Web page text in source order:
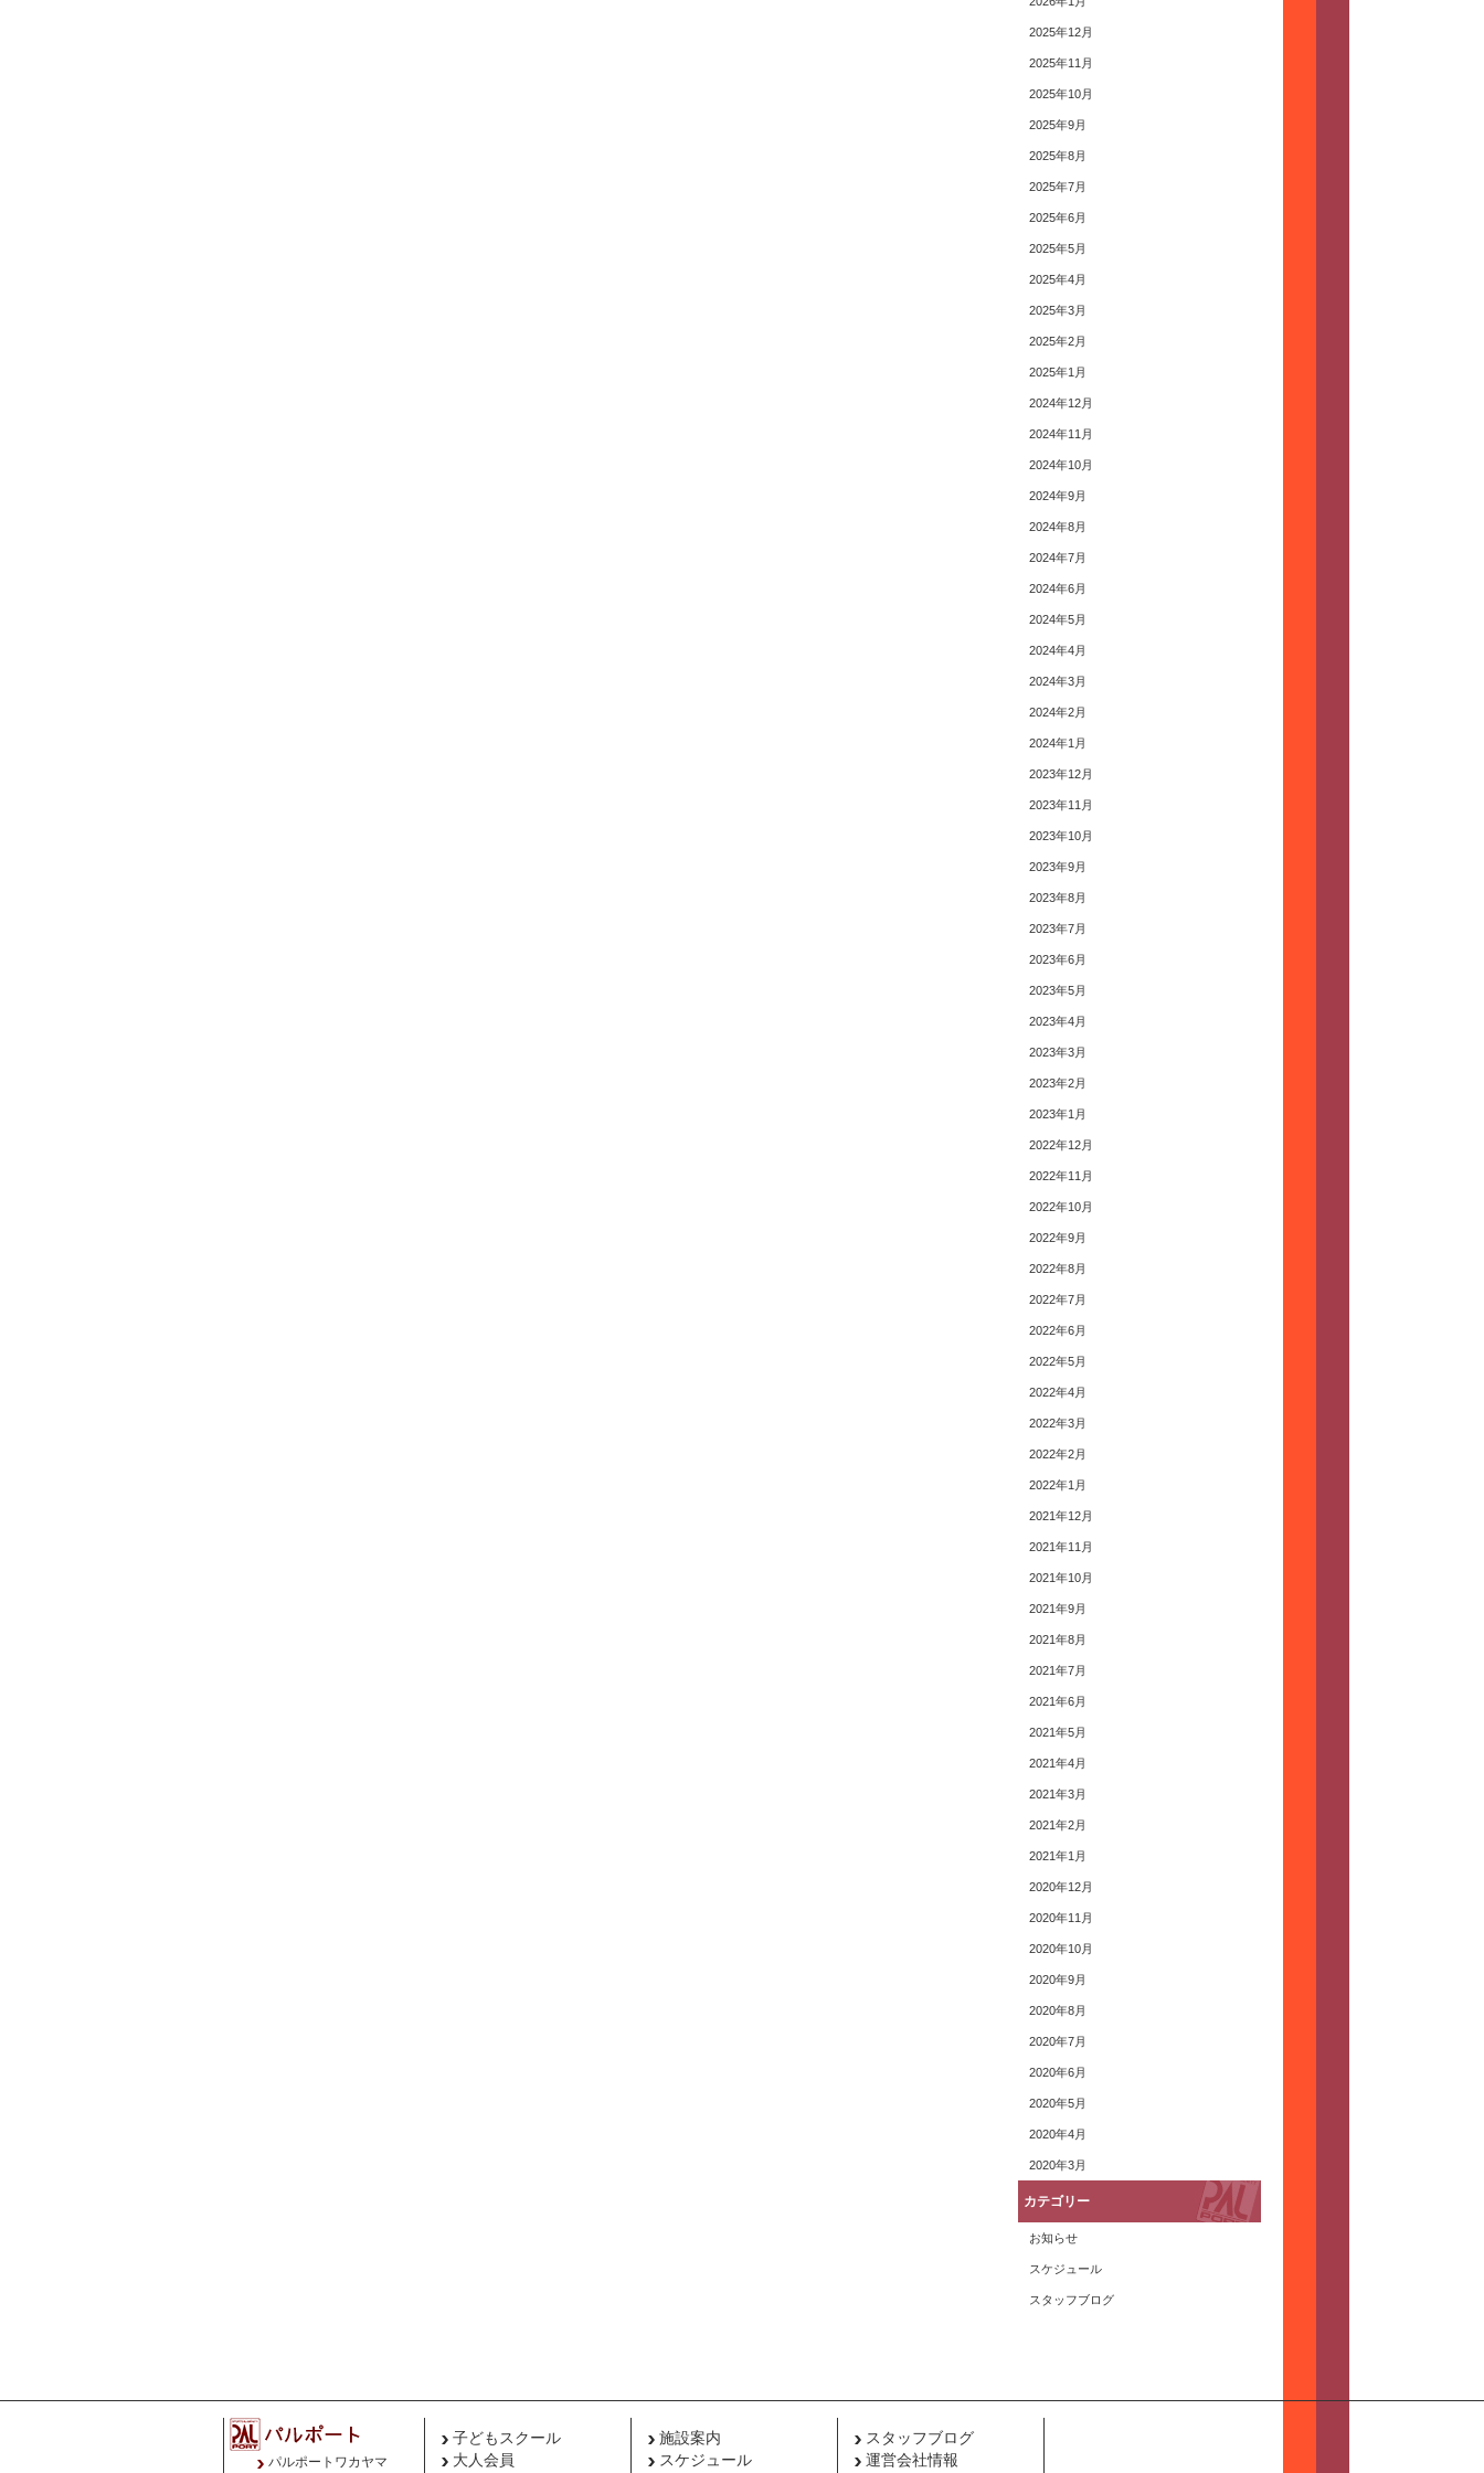
2025年12月
2025年11月
2025年10月
2025年9月
2025年8月
2025年7月
2025年6月
2025年5月
2025年4月
2025年3月
2025年2月
2025年1月
2024年12月
2024年11月
2024年10月
2024年9月
2024年8月
2024年7月
2024年6月
2024年5月
2024年4月
2024年3月
2024年2月
2024年1月
2023年12月
2023年11月
2023年10月
2023年9月
2023年8月
2023年7月
2023年6月
2023年5月
2023年4月
2023年3月
2023年2月
2023年1月
2022年12月
2022年11月
2022年10月
2022年9月
2022年8月
2022年7月
2022年6月
2022年5月
2022年4月
2022年3月
2022年2月
2022年1月
2021年12月
2021年11月
2021年10月
2021年9月
2021年8月
2021年7月
2021年6月
2021年5月
2021年4月
2021年3月
2021年2月
2021年1月
2020年12月
2020年11月
2020年10月
2020年9月
2020年8月
2020年7月
2020年6月
2020年5月
2020年4月
2020年3月
カテゴリー
お知らせ
スケジュール
スタッフブログ
パルポートワカヤマ
子どもスクール
大人会員
施設案内
スケジュール
スタッフブログ
運営会社情報